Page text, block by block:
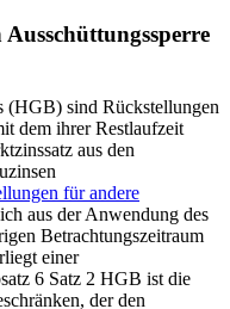
(HGB) sind Rückstellungen
dem ihrer Restlaufzeit
aus den
für andere
aus der Anwendung des
Betrachtungszeitraum
einer
6 Satz 2 HGB ist die
der den